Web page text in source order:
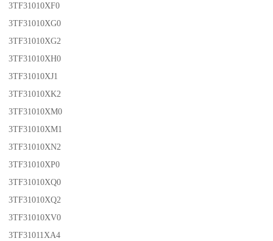
3TF31010XF0
3TF31010XG0
3TF31010XG2
3TF31010XH0
3TF31010XJ1
3TF31010XK2
3TF31010XM0
3TF31010XM1
3TF31010XN2
3TF31010XP0
3TF31010XQ0
3TF31010XQ2
3TF31010XV0
3TF31011XA4